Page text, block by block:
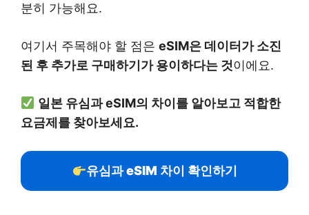
분히 가능해요.
여기서 주목해야 할 점은 eSIM은 데이터가 소진
된 후 추가로 구매하기가 용이하다는 것이에요.
일본 유심과 eSIM의 차이를 알아보고 적합한
요금제를 찾아보세요.
유심과 eSIM 차이 확인하기